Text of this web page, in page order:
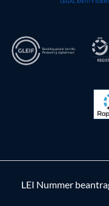
LEI Nummer